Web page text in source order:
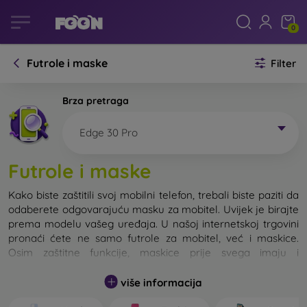
0
Futrole i maske Filter
Brza pretraga
Edge 30 Pro
Futrole i maske
Kako biste zaštitili svoj mobilni telefon, trebali biste paziti da
odaberete odgovarajuću masku za mobitel. Uvijek je birajte
prema modelu vašeg uređaja. U našoj internetskoj trgovini
pronaći ćete ne samo futrole za mobitel, već i maskice.
Osim zaštitne funkcije, maskice prije svega imaju i
Maskicu za mobitel možemo također nazvati i stražnjom
više informacija